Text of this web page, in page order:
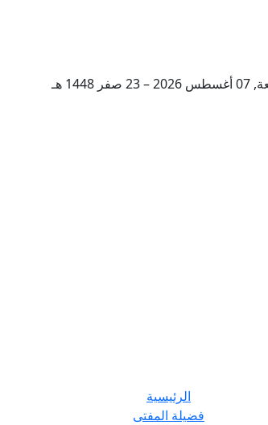
صفر 1448 هـ
الرئيسية
فضيلة المفتى